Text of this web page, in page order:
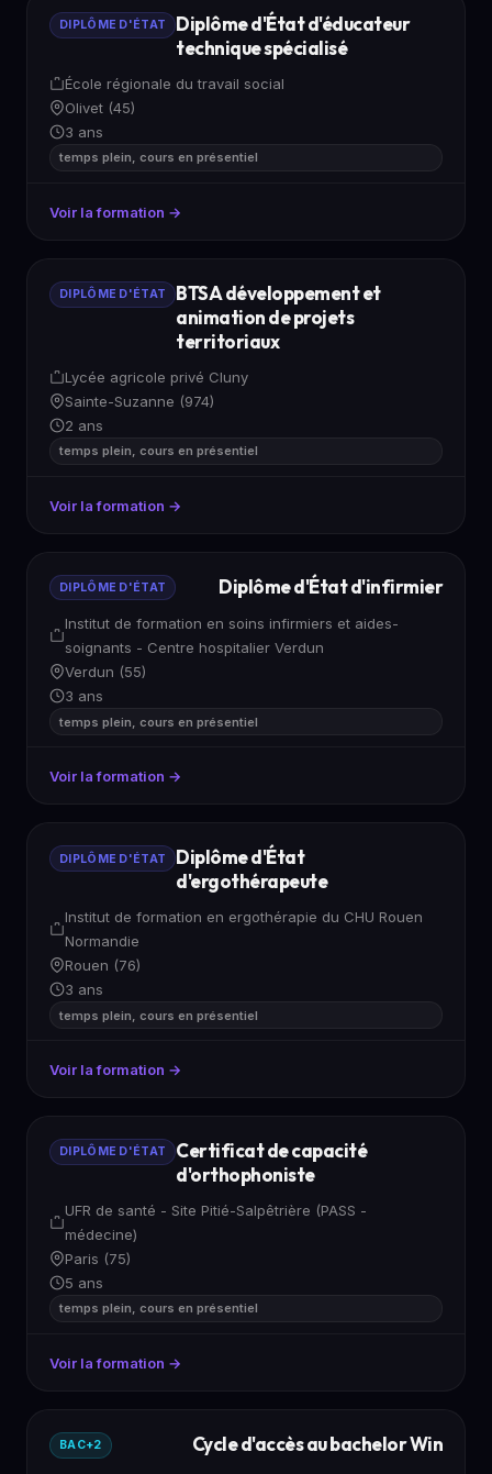
DIPLÔME D'ÉTAT
Diplôme d'État d'éducateur
technique spécialisé
École régionale du travail social
Olivet (45)
3 ans
temps plein, cours en présentiel
Voir la formation →
DIPLÔME D'ÉTAT
BTSA développement et
animation de projets
territoriaux
Lycée agricole privé Cluny
Sainte-Suzanne (974)
2 ans
temps plein, cours en présentiel
Voir la formation →
DIPLÔME D'ÉTAT Diplôme d'État d'infirmier
Institut de formation en soins infirmiers et aides-
soignants - Centre hospitalier Verdun
Verdun (55)
3 ans
temps plein, cours en présentiel
Voir la formation →
DIPLÔME D'ÉTAT
Diplôme d'État
d'ergothérapeute
Institut de formation en ergothérapie du CHU Rouen
Normandie
Rouen (76)
3 ans
temps plein, cours en présentiel
Voir la formation →
DIPLÔME D'ÉTAT
Certificat de capacité
d'orthophoniste
UFR de santé - Site Pitié-Salpêtrière (PASS -
médecine)
Paris (75)
5 ans
temps plein, cours en présentiel
Voir la formation →
BAC+2 Cycle d'accès au bachelor Win